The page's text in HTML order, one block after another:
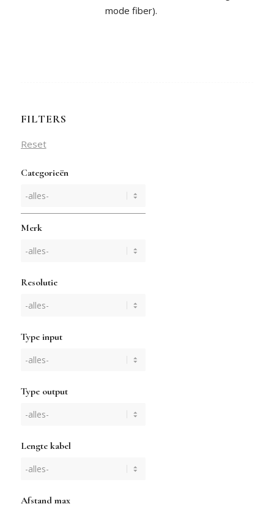
mode fiber).
FILTERS
Reset
Categorieën
Merk
Resolutie
Type input
Type output
Lengte kabel
Afstand max